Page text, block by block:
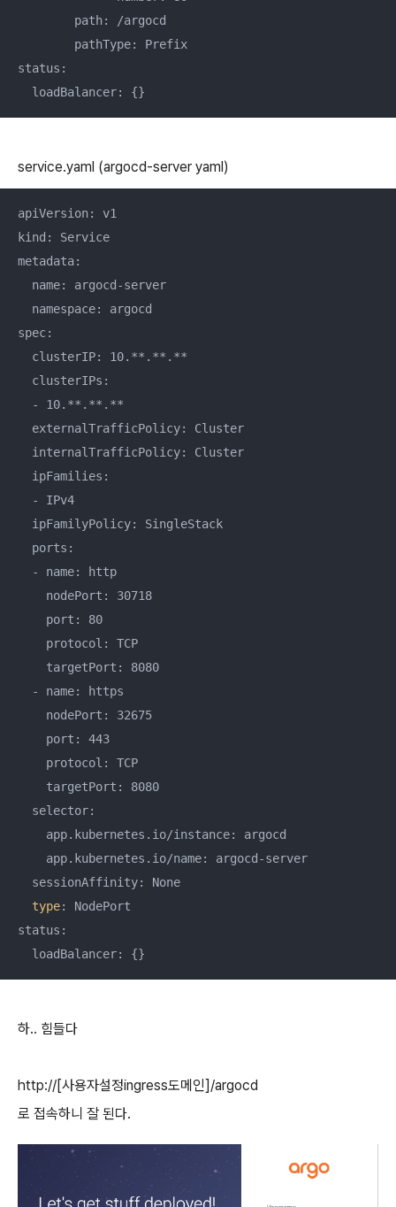
        path: /argocd
        pathType: Prefix
status:
  loadBalancer: {}
service.yaml (argocd-server yaml)
apiVersion: v1
kind: Service
metadata:
  name: argocd-server
  namespace: argocd
spec:
  clusterIP: 10.**.**.**
  clusterIPs:
  - 10.**.**.**
  externalTrafficPolicy: Cluster
  internalTrafficPolicy: Cluster
  ipFamilies:
  - IPv4
  ipFamilyPolicy: SingleStack
  ports:
  - name: http
    nodePort: 30718
    port: 80
    protocol: TCP
    targetPort: 8080
  - name: https
    nodePort: 32675
    port: 443
    protocol: TCP
    targetPort: 8080
  selector:
    app.kubernetes.io/instance: argocd
    app.kubernetes.io/name: argocd-server
  sessionAffinity: None
type: NodePort
status:
  loadBalancer: {}
하.. 힘들다
http://[사용자설정ingress도메인]/argocd
로 접속하니 잘 된다.